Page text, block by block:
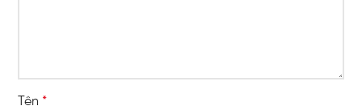
Tên *